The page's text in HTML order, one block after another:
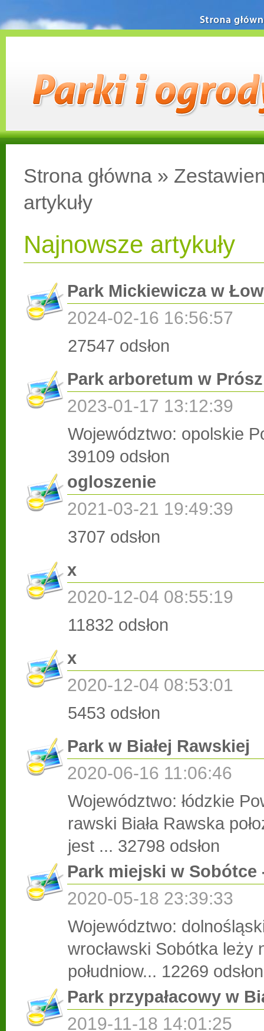
Strona główna »
artykuły
Najnowsze artykuły
Park Mickiewicza w
2024-02-16 16:56:57
27547 odsłon
Park arboretum w
2023-01-17 13:12:39
Województwo: opolskie
39109 odsłon
ogloszenie
2021-03-21 19:49:39
3707 odsłon
x
2020-12-04 08:55:19
11832 odsłon
x
2020-12-04 08:53:01
5453 odsłon
Park w Białej Rawskiej
2020-06-16 11:06:46
Województwo: łódzkie
rawski Biała Rawska
jest ... 32798 odsłon
Park miejski w Sobótce
2020-05-18 23:39:33
Województwo:
wrocławski Sobótka leży
południow... 12269 odsłon
Park przypałacowy w
2019-11-18 14:01:25
Strona główna